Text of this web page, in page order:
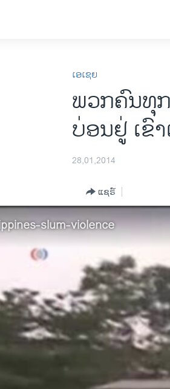
ເອເຊຍ
ພວກຄົນທຸ
ບ່ອນຢູ່ ເຂົ
28,01,2014
ແຊຣ໌
slum-violence